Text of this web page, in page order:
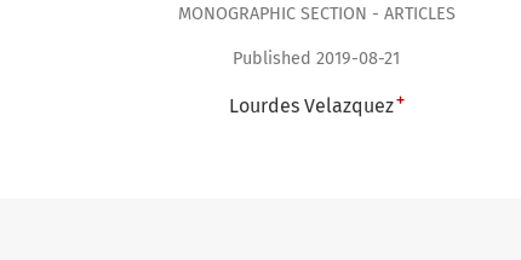
MONOGRAPHIC SECTION - ARTICLES
Published 2019-08-21
Lourdes Velazquez+